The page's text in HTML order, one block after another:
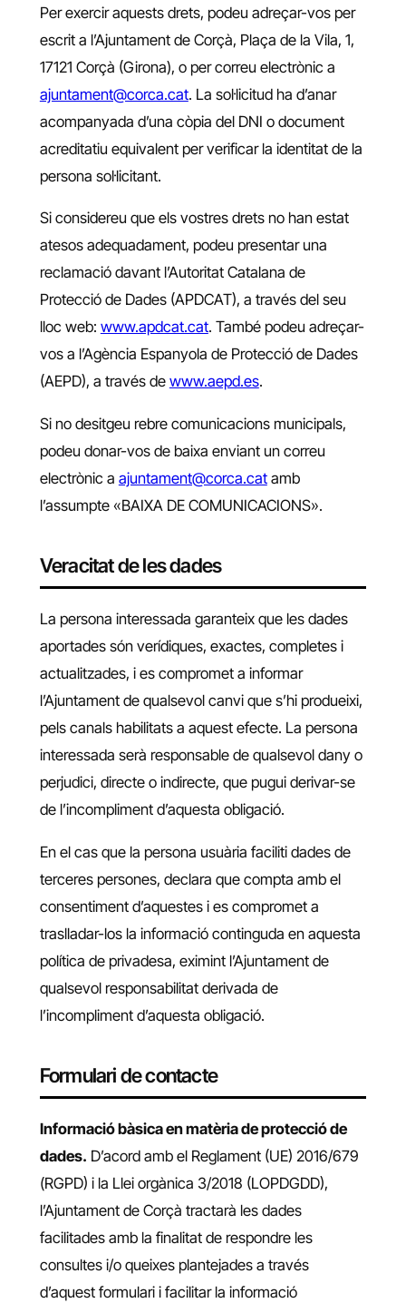
Per exercir aquests drets, podeu adreçar-vos per
escrit a l’Ajuntament de Corçà, Plaça de la Vila, 1,
17121 Corçà (Girona), o per correu electrònic a
ajuntament@corca.cat. La sol·licitud ha d’anar
acompanyada d’una còpia del DNI o document
acreditatiu equivalent per verificar la identitat de la
persona sol·licitant.
Si considereu que els vostres drets no han estat
atesos adequadament, podeu presentar una
reclamació davant l’Autoritat Catalana de
Protecció de Dades (APDCAT), a través del seu
lloc web: www.apdcat.cat. També podeu adreçar-
vos a l’Agència Espanyola de Protecció de Dades
(AEPD), a través de www.aepd.es.
Si no desitgeu rebre comunicacions municipals,
podeu donar-vos de baixa enviant un correu
electrònic a ajuntament@corca.catamb
l’assumpte «BAIXA DE COMUNICACIONS».
Veracitat de les dades
La persona interessada garanteix que les dades
aportades són verídiques, exactes, completes i
actualitzades, i es compromet a informar
l’Ajuntament de qualsevol canvi que s’hi produeixi,
pels canals habilitats a aquest efecte. La persona
interessada serà responsable de qualsevol dany o
perjudici, directe o indirecte, que pugui derivar-se
de l’incompliment d’aquesta obligació.
En el cas que la persona usuària faciliti dades de
terceres persones, declara que compta amb el
consentiment d’aquestes i es compromet a
traslladar-los la informació continguda en aquesta
política de privadesa, eximint l’Ajuntament de
qualsevol responsabilitat derivada de
l’incompliment d’aquesta obligació.
Formulari de contacte
Informació bàsica en matèria de protecció de
dades. D’acord amb el Reglament (UE) 2016/679
(RGPD) i la Llei orgànica 3/2018 (LOPDGDD),
l’Ajuntament de Corçà tractarà les dades
facilitades amb la finalitat de respondre les
consultes i/o queixes plantejades a través
d’aquest formulari i facilitar la informació